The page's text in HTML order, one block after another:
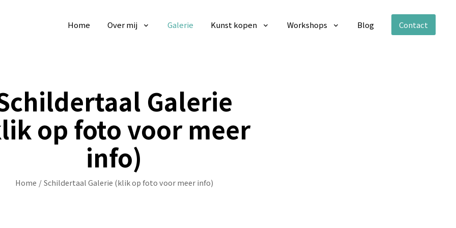
Home Over mij Galerie Kunst kopen Workshops Blog Contact
Galerie
op foto voor meer
info)
Home / Schildertaal Galerie (klik op foto voor meer info)